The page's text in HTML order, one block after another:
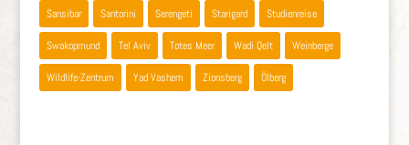
Sansibar Santorini Serengeti Starigard Studienreise
Swakopmund Tel Aviv Totes Meer Wadi Qelt Weinberge
Wildlife-Zentrum Yad Vashem Zionsberg Ölberg